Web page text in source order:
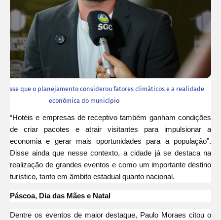
disse que o planejamento considerou fatores climáticos e a realidade
econômica do município
“Hotéis e empresas de receptivo também ganham condições
de criar pacotes e atrair visitantes para impulsionar a
economia e gerar mais oportunidades para a população”.
Disse ainda que nesse contexto, a cidade já se destaca na
realização de grandes eventos e como um importante destino
turístico, tanto em âmbito estadual quanto nacional.
Páscoa, Dia das Mães e Natal
Dentre os eventos de maior destaque, Paulo Moraes citou o